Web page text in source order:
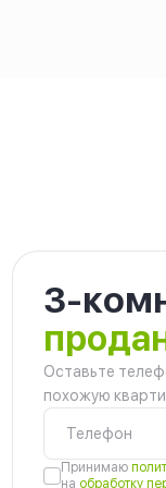
3-
Оставьте
похожую
Принимаю
на обработку